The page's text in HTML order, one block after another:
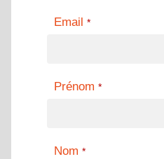
Email *
Prénom *
Nom *